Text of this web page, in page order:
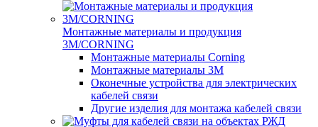
Монтажные материалы и продукция
3M/CORNING
Монтажные материалы Corning
Монтажные материалы 3M
Оконечные устройства для электрических
кабелей связи
Другие изделия для монтажа кабелей связи